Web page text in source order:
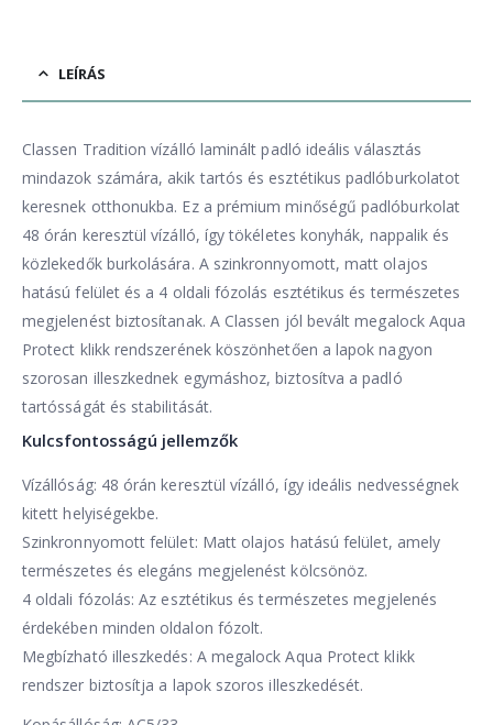
LEÍRÁS
Classen Tradition vízálló laminált padló ideális választás
mindazok számára, akik tartós és esztétikus padlóburkolatot
keresnek otthonukba. Ez a prémium minőségű padlóburkolat
48 órán keresztül vízálló, így tökéletes konyhák, nappalik és
közlekedők burkolására. A szinkronnyomott, matt olajos
hatású felület és a 4 oldali fózolás esztétikus és természetes
megjelenést biztosítanak. A Classen jól bevált megalock Aqua
Protect klikk rendszerének köszönhetően a lapok nagyon
szorosan illeszkednek egymáshoz, biztosítva a padló
tartósságát és stabilitását.
Kulcsfontosságú jellemzők
Vízállóság: 48 órán keresztül vízálló, így ideális nedvességnek
kitett helyiségekbe.
Szinkronnyomott felület: Matt olajos hatású felület, amely
természetes és elegáns megjelenést kölcsönöz.
4 oldali fózolás: Az esztétikus és természetes megjelenés
érdekében minden oldalon fózolt.
Megbízható illeszkedés: A megalock Aqua Protect klikk
rendszer biztosítja a lapok szoros illeszkedését.